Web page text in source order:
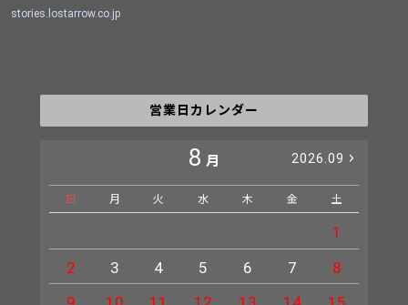
stories.lostarrow.co.jp
営業日カレンダー
8 月 2026.09
日 月 火 水 木 金 土
1
2
3 4 5 6 7
8